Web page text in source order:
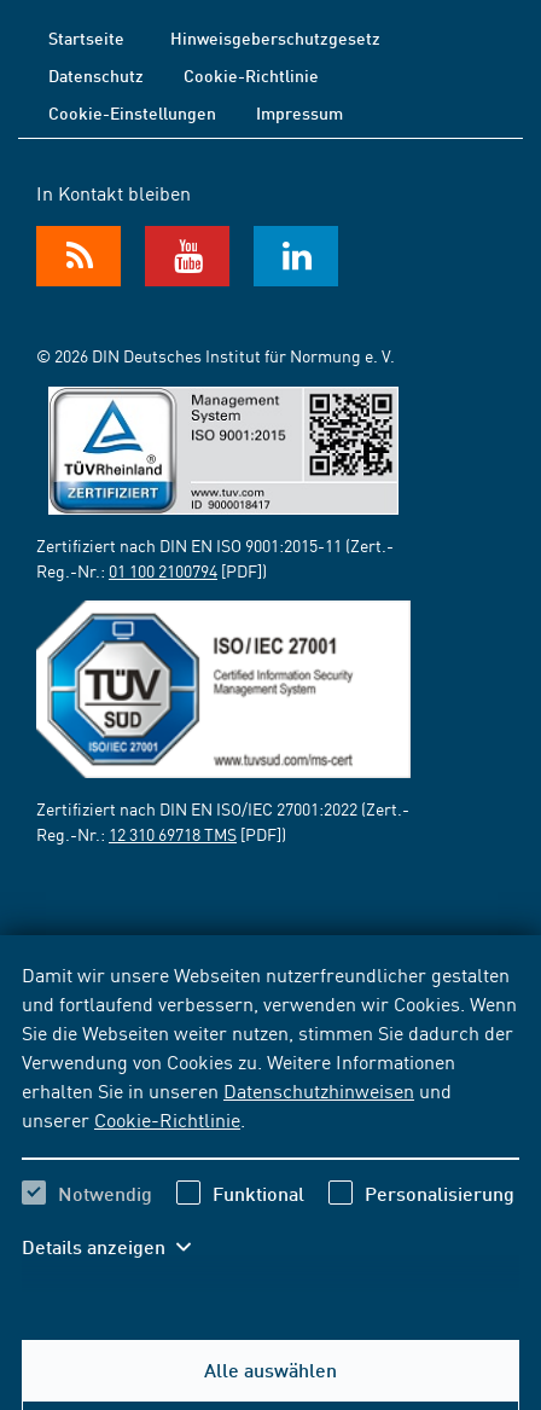
Damit wir unsere Webseiten nutzerfreundlicher gestalten
und fortlaufend verbessern, verwenden wir Cookies. Wenn
Sie die Webseiten weiter nutzen, stimmen Sie dadurch der
Verwendung von Cookies zu. Weitere Informationen
erhalten Sie in unseren Datenschutzhinweisen und
unserer Cookie-Richtlinie
Notwendig Funktional Personalisierung
Details anzeigen
Alle auswählen
Startseite
Hinweisgeberschutzgesetz
Datenschutz
Cookie-Richtlinie
Cookie-Einstellungen
Impressum
In Kontakt bleiben
© 2026 DIN Deutsches Institut für Normung e. V.
Zertifiziert nach DIN EN ISO 9001:2015-11 (Zert.-
Reg.-Nr.: 01 100 2100794 [PDF])
Zertifiziert nach DIN EN ISO/IEC 27001:2022 (Zert.-
Reg.-Nr.: 12 310 69718 TMS [PDF])